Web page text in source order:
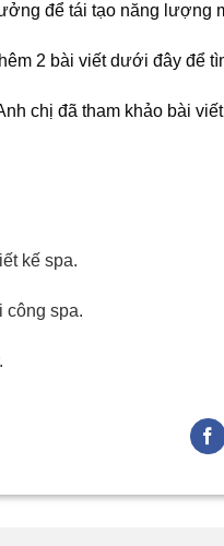
để tái tạo năng lượng
2 bài viết dưới đây để
chị đã tham khảo bài
kế spa.
công spa.